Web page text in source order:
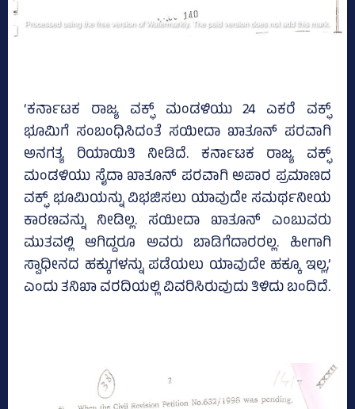
‘ಕರ್ನಾಟಕ ರಾಜ್ಯ ವಕ್ಫ್ ಮಂಡಳಿಯು 24 ಎಕರೆ ವಕ್ಫ್
ಭೂಮಿಗೆ ಸಂಬಂಧಿಸಿದಂತೆ ಸಯೀದಾ ಖಾತೂನ್ ಪರವಾಗಿ
ಅನಗತ್ಯ ರಿಯಾಯಿತಿ ನೀಡಿದೆ. ಕರ್ನಾಟಕ ರಾಜ್ಯ ವಕ್ಫ್
ಮಂಡಳಿಯು ಸೈದಾ ಖಾತೂನ್ ಪರವಾಗಿ ಅಪಾರ ಪ್ರಮಾಣದ
ವಕ್ಫ್ ಭೂಮಿಯನ್ನು ವಿಭಜಿಸಲು ಯಾವುದೇ ಸಮರ್ಥನೀಯ
ಕಾರಣವನ್ನು ನೀಡಿಲ್ಲ. ಸಯೀದಾ ಖಾತೂನ್‌ ಎಂಬುವರು
ಮುತವಲ್ಲಿ ಆಗಿದ್ದರೂ ಅವರು ಬಾಡಿಗೆದಾರರಲ್ಲ. ಹೀಗಾಗಿ
ಸ್ವಾಧೀನದ ಹಕ್ಕುಗಳನ್ನು ಪಡೆಯಲು ಯಾವುದೇ ಹಕ್ಕೂ ಇಲ್ಲ,’
ಎಂದು ತನಿಖಾ ವರದಿಯಲ್ಲಿ ವಿವರಿಸಿರುವುದು ತಿಳಿದು ಬಂದಿದೆ.